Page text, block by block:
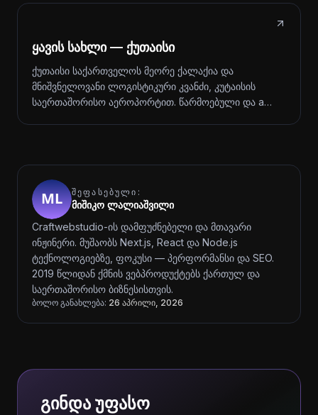
ყავის სახლი — ქუთაისი
ქუთაისი საქართველოს მეორე ქალაქია და
მნიშვნელოვანი ლოგისტიკური კვანძი, კუტაისის
საერთაშორისო აეროპორტით. წარმოებული და a…
ᲨᲔᲤᲐᲡᲔᲑᲣᲚᲘ:
მიშიკო ლალიაშვილი
Craftwebstudio-ის დამფუძნებელი და მთავარი
ინჟინერი. მუშაობს Next.js, React და Node.js
ტექნოლოგიებზე, ფოკუსი — პერფორმანსი და SEO.
2019 წლიდან ქმნის ვებპროდუქტებს ქართულ და
საერთაშორისო ბიზნესისთვის.
ბოლო განახლება: 26 აპრილი, 2026
გინდა უფასო